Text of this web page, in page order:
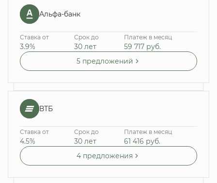
Альфа-банк
Ставка от
3.9%
Срок до
30 лет
Платеж в месяц
59 717 руб.
5 предложений
ВТБ
Ставка от
4.5%
Срок до
30 лет
Платеж в месяц
61 416 руб.
4 предложения